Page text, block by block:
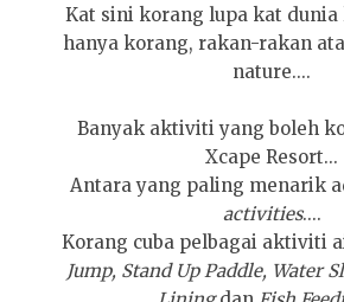
Kat sini korang lupa kat dunia
hanya korang, rakan-rakan
nature....
Banyak aktiviti yang boleh
Xcape Resort...
Antara yang paling menarik
activities....
Korang cuba pelbagai aktiviti
Jump, Stand Up Paddle, Water